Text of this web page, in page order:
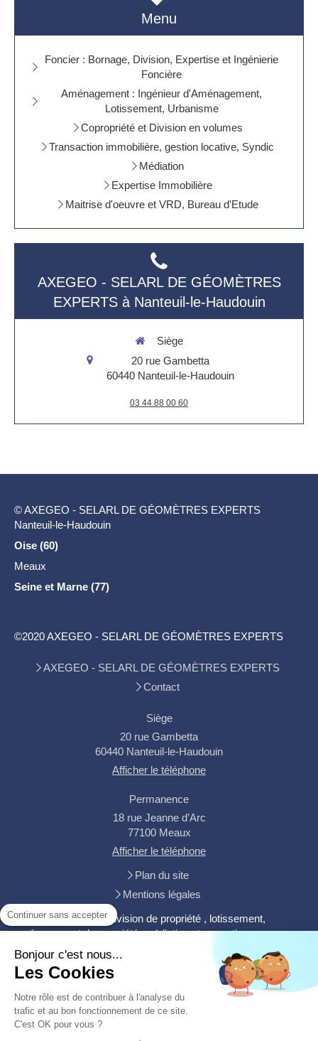
Menu
Foncier : Bornage, Division, Expertise et Ingénierie
Foncière
Aménagement : Ingénieur d'Aménagement,
Lotissement, Urbanisme
Copropriété et Division en volumes
Transaction immobilière, gestion locative, Syndic
Médiation
Expertise Immobilière
Maitrise d'oeuvre et VRD, Bureau d'Etude
AXEGEO - SELARL DE GÉOMÈTRES
EXPERTS à Nanteuil-le-Haudouin
Siège
20 rue Gambetta
60440 Nanteuil-le-Haudouin
03 44 88 00 60
© AXEGEO - SELARL DE GÉOMÈTRES EXPERTS
Nanteuil-le-Haudouin
Oise (60)
Meaux
Seine et Marne (77)
©2020 AXEGEO - SELARL DE GÉOMÈTRES EXPERTS
AXEGEO - SELARL DE GÉOMÈTRES EXPERTS
Contact
Siège
20 rue Gambetta
60440 Nanteuil-le-Haudouin
Afficher le téléphone
Permanence
18 rue Jeanne d’Arc
77100 Meaux
Afficher le téléphone
Plan du site
Mentions légales
Expertise, Bornage, division de propriété , lotissement,
aménagement de propriété, médiation,, transaction
immobilière, gestion locative, Syndic, ingénierie foncière,
maîtrise d'oeuvre et suivi de chantier, VRD, voirie et
viabilisation
Prendre contact
Continuer sans accepter
Bonjour c'est nous...
Les Cookies
Notre rôle est de contribuer à l'analyse du
trafic et au bon fonctionnement de ce site.
C'est OK pour vous ?